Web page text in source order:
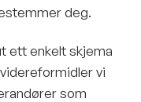
deg.
ett enkelt skjema
vi
som